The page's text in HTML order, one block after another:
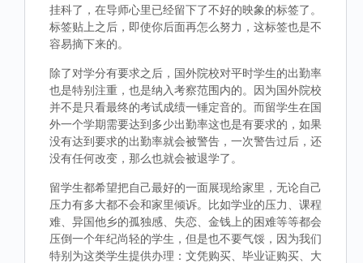
挂科了，在导师心里已经留下了不好的映象的标签了。
标签贴上之后，即使你后面再怎么努力，这标签也是不
容易摘下来的。
除了对学分有要求之后，国外院校对平时学生的出勤率
也是特别注重，也是纳入考察范围内的。因为国外院校
并不是只看最终的考试成绩一锤定音的。而留学生在国
外一个学期需要达到多少出勤率这也是有要求的，如果
没有达到要求的出勤率就会被警告，一次警告过后，还
没有任何改变，那么也就会被退学了。
留学生都希望把自己最好的一面展现给家里，无论自己
压力有多大都不会和家里倾诉。比如学业的压力、课程
难、异国他乡的孤独感、失恋、金钱上的困难等等都会
压倒一个年纪尚轻的学生，但是也不要气馁，因为我们
特别为这类学生提供办理：文凭购买、毕业证购买、大